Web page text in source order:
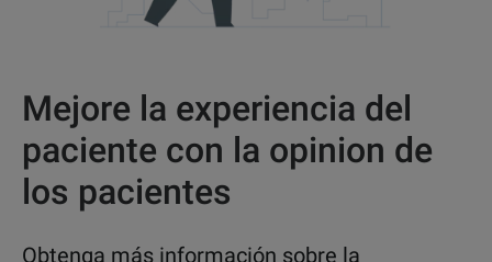
Mejore la experiencia del
paciente con la opinion de
los pacientes
Obtenga más información sobre la